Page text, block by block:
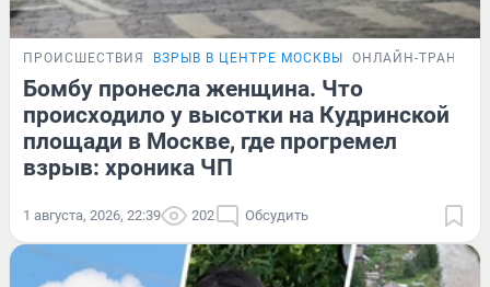
ПРОИСШЕСТВИЯ ВЗРЫВ В ЦЕНТРЕ МОСКВЫ ОНЛАЙН-
Бомбу пронесла женщина. Что
происходило у высотки на Кудринской
площади в Москве, где прогремел
взрыв: хроника ЧП
1 августа, 2026, 22:39 202 Обсудить